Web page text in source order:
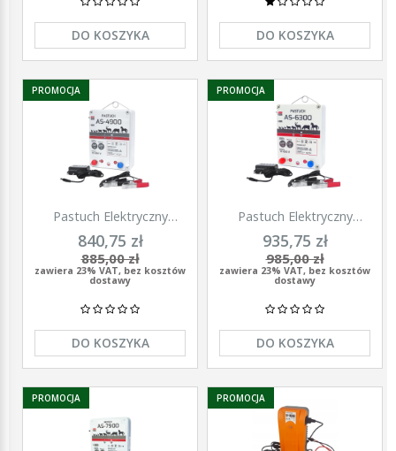
DO KOSZYKA DO KOSZYKA
Pastuch Elektryczny
Elektryzator uniwersalny
Pomelac AS-4900 4,9Jula
840,75 zł
885,00 zł
zawiera 23% VAT, bez kosztów
dostawy
DO KOSZYKA
PROMOCJA
Pastuch Elektryczny
Elektryzator uniwersalny
Pomelac AS-6300 6,3Jula
935,75 zł
985,00 zł
zawiera 23% VAT, bez kosztów
dostawy
DO KOSZYKA
PROMOCJA
PROMOCJA PROMOCJA